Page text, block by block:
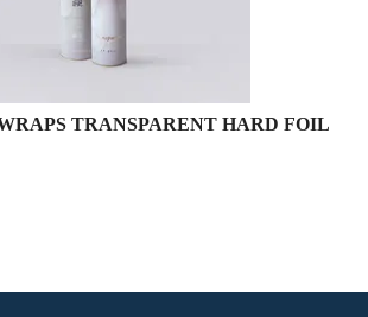
TRANSPARENT HARD FOIL